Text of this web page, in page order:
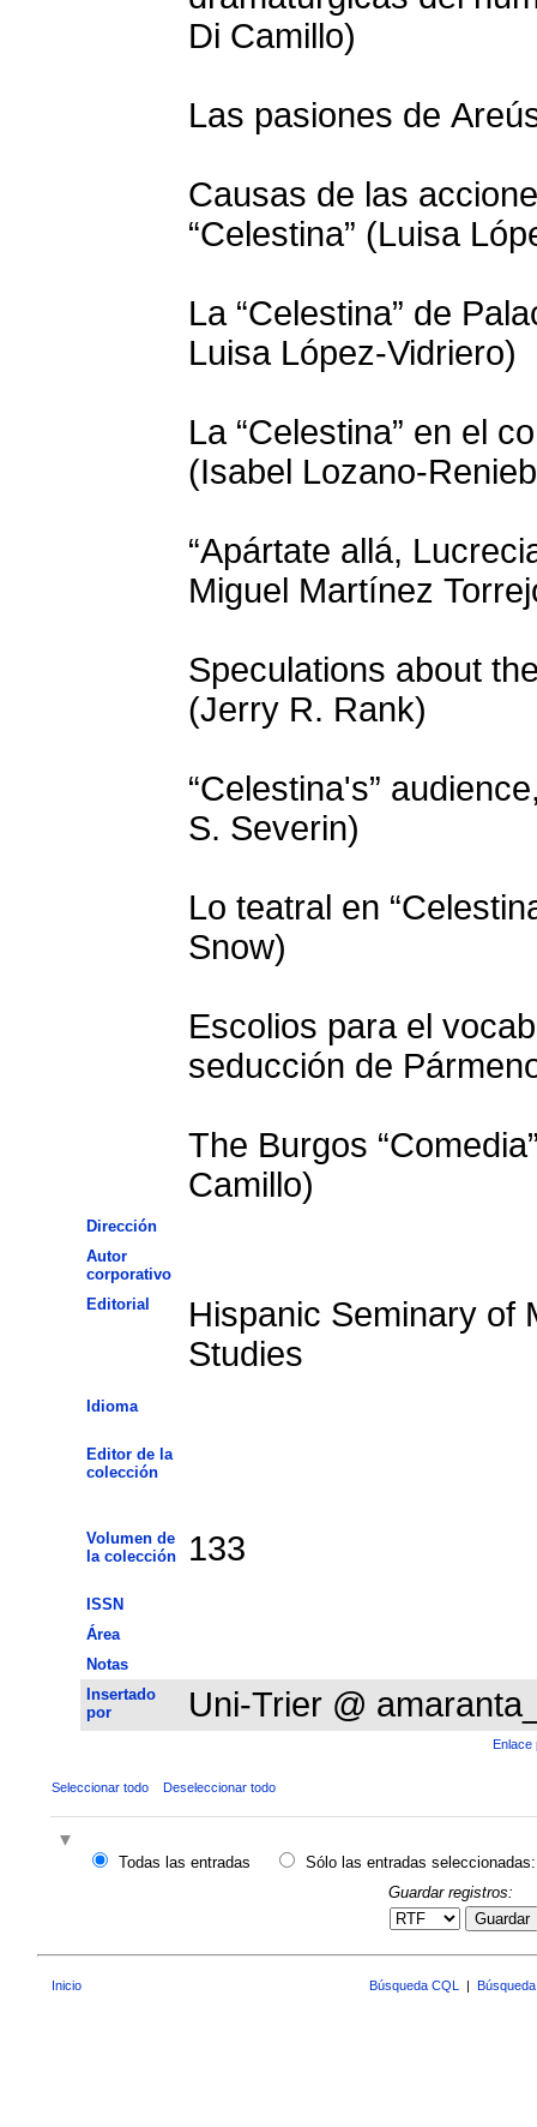
Di Camillo)
Las pasiones de
Causas de las
“Celestina” (Luisa
La “Celestina” de
Luisa López-Vidriero)
La “Celestina” en el
(Isabel Lozano-
“Apártate allá,
Miguel Martínez
Speculations about
(Jerry R. Rank)
“Celestina's”
S. Severin)
Lo teatral en
Snow)
Escolios para el
seducción de
The Burgos
Camillo)
Dirección
Autor
corporativo
Editorial
Hispanic Seminary of
Studies
Idioma
Editor de la
colección
Volumen de
la colección
133
ISSN
Área
Notas
Insertado
por
Uni-Trier @
Enlace
Seleccionar todo Deseleccionar todo
Todas las entradas
Sólo las entradas seleccionadas:
Guardar registros:
Guardar
Inicio Búsqueda CQL